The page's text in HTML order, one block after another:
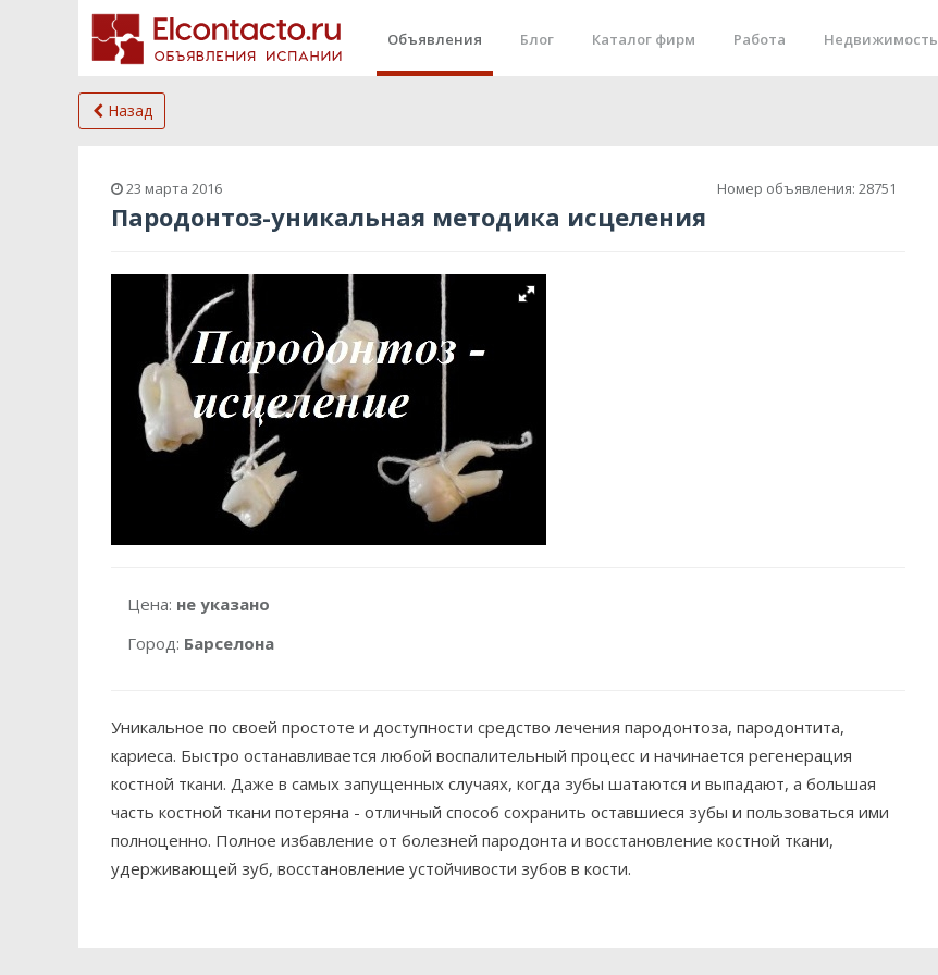
Объявления Блог Каталог фирм Работа Недвижимость
Назад
23 марта 2016 Номер объявления: 28751
Пародонтоз-уникальная методика исцеления
Цена: не указано
Город: Барселона
Уникальное по своей простоте и доступности средство лечения пародонтоза, пародонтита,
кариеса. Быстро останавливается любой воспалительный процесс и начинается регенерация
костной ткани. Даже в самых запущенных случаях, когда зубы шатаются и выпадают, а большая
часть костной ткани потеряна - отличный способ сохранить оставшиеся зубы и пользоваться ими
полноценно. Полное избавление от болезней пародонта и восстановление костной ткани,
удерживающей зуб, восстановление устойчивости зубов в кости.